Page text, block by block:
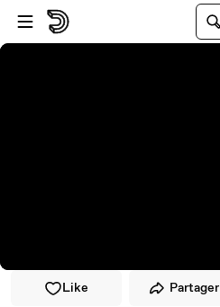
Passer au player
Passer au contenu principal
Like Partager